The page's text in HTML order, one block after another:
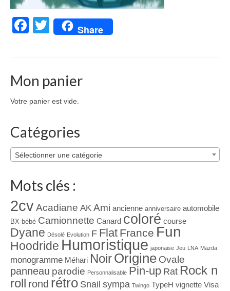
Facebook
Twitter
Share
Mon panier
Votre panier est vide.
Catégories
Sélectionner une catégorie
Mots clés :
2cvAcadiane AK Ami ancienne anniversaire automobile
BX bébé Camionnette Canard coloré course
Dyane Désolé Evolution F Flat France Fun
Hoodride Humoristique japonaise Jeu LNA Mazda
monogramme Méhari NoirOrigine Ovale
panneau parodie Personnalisable Pin-up Rat Rock n
roll rond rétro Snail sympa Twingo TypeH vignette Visa